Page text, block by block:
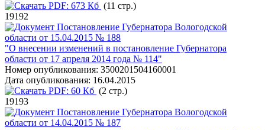
PDF: 673 Кб (11 стр.)
19192
Постановление Губернатора Вологодской
области от 15.04.2015 № 188
"О внесении изменений в постановление Губернатора
области от 17 апреля 2014 года № 114"
Номер опубликования: 3500201504160001
Дата опубликования: 16.04.2015
PDF: 60 Кб (2 стр.)
19193
Постановление Губернатора Вологодской
области от 14.04.2015 № 187